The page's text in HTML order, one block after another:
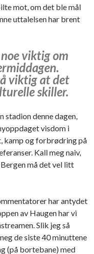
mot, om det ble mål
uttalelsen har brent
viktig om
viktig at det
skiller.
stadion denne dagen,
visdom i
kamp og forbrødring på
Kall meg naiv,
må det vel litt
har antydet
av Haugen har vi
Slik jeg så
de siste 40 minuttene
(på bortebane) med